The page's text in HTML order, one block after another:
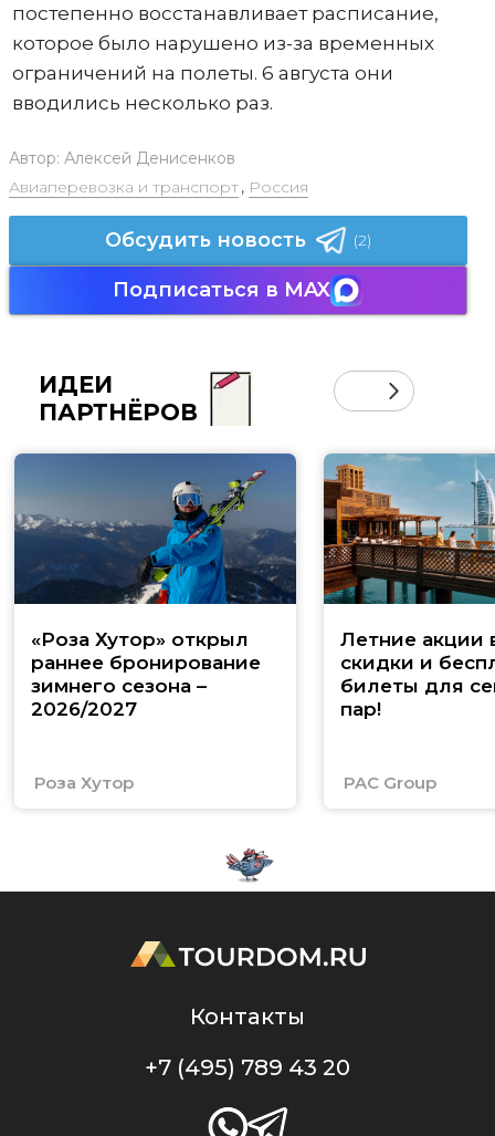
постепенно восстанавливает расписание,
которое было нарушено из-за временных
ограничений на полеты. 6 августа они
вводились несколько раз.
Автор: Алексей Денисенков
Авиаперевозка и транспорт, Россия
Обсудить новость (2)
Подписаться в MAX
ИДЕИ
ПАРТНЁРОВ
«Роза Хутор» открыл
раннее бронирование
зимнего сезона –
2026/2027
Роза Хутор
Летние акции
скидки и
билеты для
пар!
PAC Group
Контакты
+7 (495) 789 43 20